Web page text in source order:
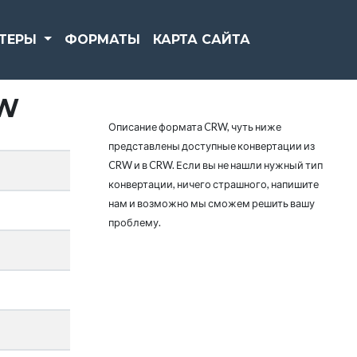
ФОРМАТЫ КАРТА САЙТА
Описание формата CRW, чуть ниже
представлены доступные конвертации из
CRW и в CRW. Если вы не нашли нужный тип
конвертации, ничего страшного, напишите
нам и возможно мы сможем решить вашу
проблему.